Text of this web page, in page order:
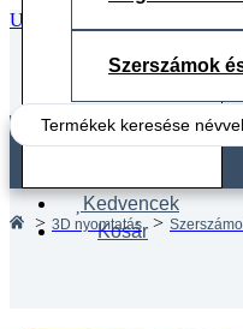
Ugrás a fő tartalomhoz
Search
...
Kedvencek
Kosár
Szerszámok
3D nyomtatás